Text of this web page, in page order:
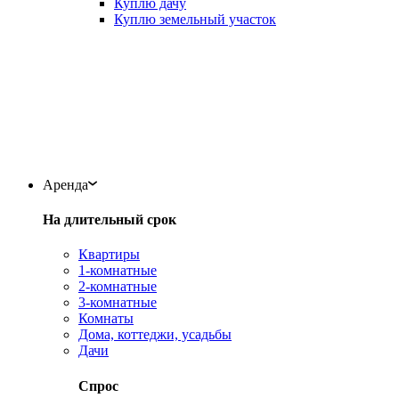
Куплю земельный участок
Аренда
На длительный срок
Квартиры
1-комнатные
2-комнатные
3-комнатные
Комнаты
Дома, коттеджи, усадьбы
Дачи
Спрос